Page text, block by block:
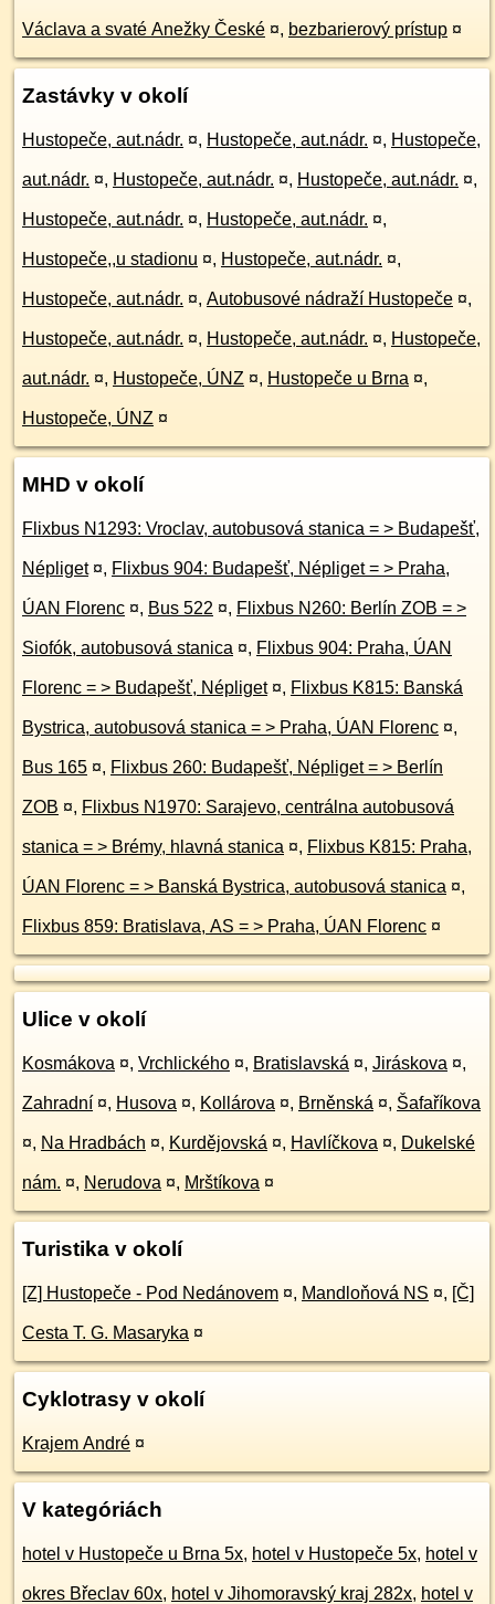
Václava a svaté Anežky České ¤, bezbarierový prístup ¤
Zastávky v okolí
Hustopeče, aut.nádr. ¤, Hustopeče, aut.nádr. ¤, Hustopeče,
aut.nádr. ¤, Hustopeče, aut.nádr. ¤, Hustopeče, aut.nádr. ¤,
Hustopeče, aut.nádr. ¤, Hustopeče, aut.nádr. ¤,
Hustopeče,,u stadionu ¤, Hustopeče, aut.nádr. ¤,
Hustopeče, aut.nádr. ¤, Autobusové nádraží Hustopeče ¤,
Hustopeče, aut.nádr. ¤, Hustopeče, aut.nádr. ¤, Hustopeče,
aut.nádr. ¤, Hustopeče, ÚNZ ¤, Hustopeče u Brna ¤,
Hustopeče, ÚNZ ¤
MHD v okolí
Flixbus N1293: Vroclav, autobusová stanica = > Budapešť,
Népliget ¤, Flixbus 904: Budapešť, Népliget = > Praha,
ÚAN Florenc ¤, Bus 522 ¤, Flixbus N260: Berlín ZOB = >
Siofók, autobusová stanica ¤, Flixbus 904: Praha, ÚAN
Florenc = > Budapešť, Népliget ¤, Flixbus K815: Banská
Bystrica, autobusová stanica = > Praha, ÚAN Florenc ¤,
Bus 165 ¤, Flixbus 260: Budapešť, Népliget = > Berlín
ZOB ¤, Flixbus N1970: Sarajevo, centrálna autobusová
stanica = > Brémy, hlavná stanica ¤, Flixbus K815: Praha,
ÚAN Florenc = > Banská Bystrica, autobusová stanica ¤,
Flixbus 859: Bratislava, AS = > Praha, ÚAN Florenc ¤
Ulice v okolí
Kosmákova ¤, Vrchlického ¤, Bratislavská ¤, Jiráskova ¤,
Zahradní ¤, Husova ¤, Kollárova ¤, Brněnská ¤, Šafaříkova
¤, Na Hradbách ¤, Kurdějovská ¤, Havlíčkova ¤, Dukelské
nám. ¤, Nerudova ¤, Mrštíkova ¤
Turistika v okolí
[Z] Hustopeče - Pod Nedánovem ¤, Mandloňová NS ¤, [Č]
Cesta T. G. Masaryka ¤
Cyklotrasy v okolí
Krajem André ¤
V kategóriách
hotel v Hustopeče u Brna 5x, hotel v Hustopeče 5x, hotel v
okres Břeclav 60x, hotel v Jihomoravský kraj 282x, hotel v